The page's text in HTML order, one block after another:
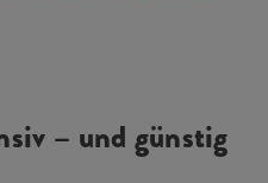
– und günstig